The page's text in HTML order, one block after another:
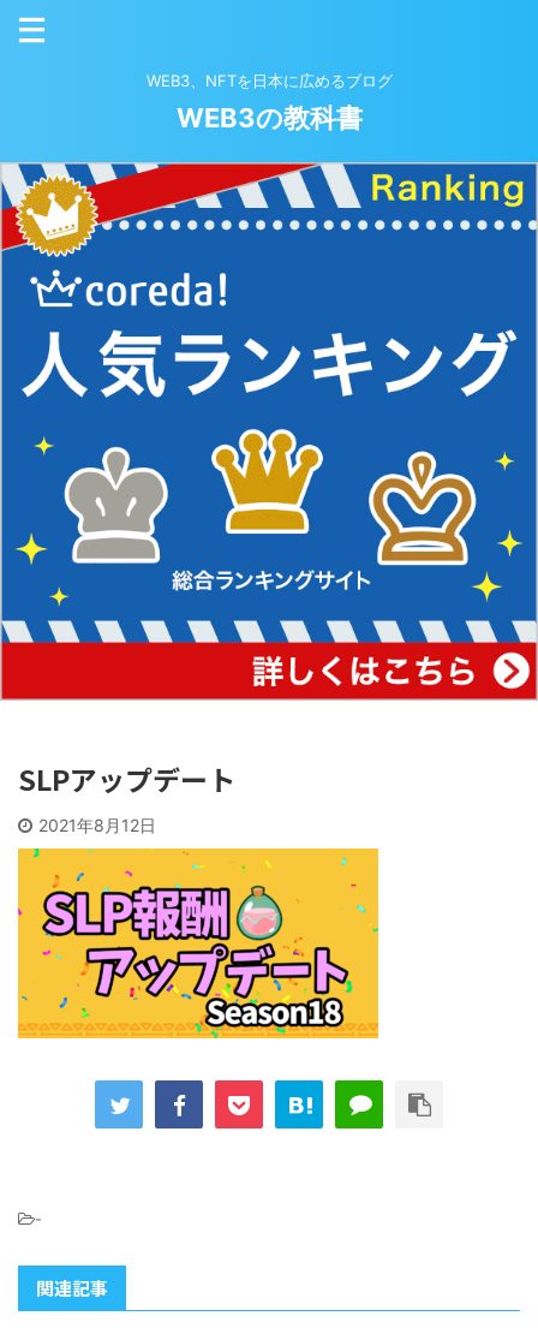
WEB3、NFTを日本に広めるブログ
WEB3の教科書
SLPアップデート
2021年8月12日
-
関連記事